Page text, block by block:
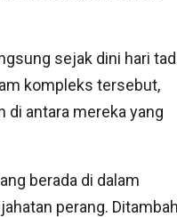
sejak dini hari
kompleks tersebut,
di antara mereka yang
berada di dalam
perang.